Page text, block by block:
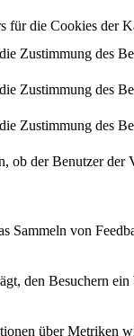
die Cookies der
Zustimmung des
Zustimmung des
Zustimmung des
der Benutzer der
Sammeln von
den Besuchern ein
über Metriken